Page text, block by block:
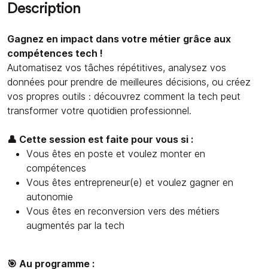
Description
Gagnez en impact dans votre métier grâce aux
compétences tech !
Automatisez vos tâches répétitives, analysez vos
données pour prendre de meilleures décisions, ou créez
vos propres outils : découvrez comment la tech peut
transformer votre quotidien professionnel.
👤 Cette session est faite pour vous si :
Vous êtes en poste et voulez monter en
compétences
Vous êtes entrepreneur(e) et voulez gagner en
autonomie
Vous êtes en reconversion vers des métiers
augmentés par la tech
🎯 Au programme :